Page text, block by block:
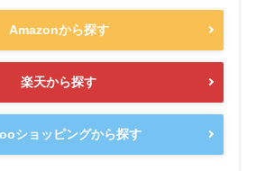
Amazonから探す
楽天から探す
ショッピングから探す